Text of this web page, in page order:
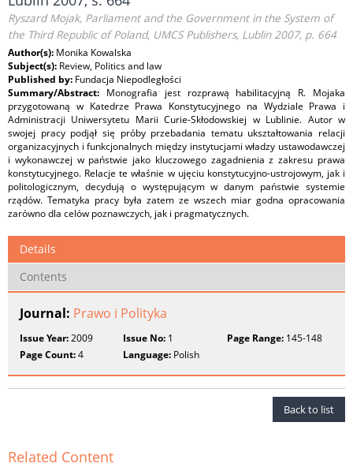
Ryszard Mojak, Parliament and the Government in the System of
the Third Republic of Poland, UMCS Publishers, Lublin 2007, p. 664
Author(s): Monika Kowalska
Subject(s): Review, Politics and law
Published by: Fundacja Niepodległości
Summary/Abstract: Monografia jest rozprawą habilitacyjną R. Mojaka
przygotowaną w Katedrze Prawa Konstytucyjnego na Wydziale Prawa i
Administracji Uniwersytetu Marii Curie-Skłodowskiej w Lublinie. Autor w
swojej pracy podjął się próby przebadania tematu ukształtowania relacji
organizacyjnych i funkcjonalnych między instytucjami władzy ustawodawczej
i wykonawczej w państwie jako kluczowego zagadnienia z zakresu prawa
konstytucyjnego. Relacje te właśnie w ujęciu konstytucyjno-ustrojowym, jak i
politologicznym, decydują o występującym w danym państwie systemie
rządów. Tematyka pracy była zatem ze wszech miar godna opracowania
zarówno dla celów poznawczych, jak i pragmatycznych.
Details
Contents
Journal: Prawo i Polityka
Issue Year:2009 Issue No: 1 Page Range:145-148
Page Count:4 Language: Polish
Back to list
Related Content